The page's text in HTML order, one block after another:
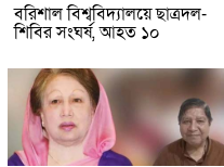
বরিশাল বিশ্ববিদ্যালয়ে ছাত্রদল-
শিবির সংঘর্ষ, আহত ১০